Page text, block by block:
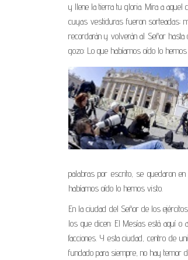
y llene la tierra tu gloria. Mira a
cuyas vestiduras fueron sorteadas;
recordarán y volverán al Señor
gozo: Lo que habíamos oído lo hemos
palabras por escrito, se quedaron
habíamos oído lo hemos visto.
En la ciudad del Señor de los
los que dicen: El Mesías está aquí o
facciones. Y esta ciudad, centro de
fundado para siempre, no hay temor